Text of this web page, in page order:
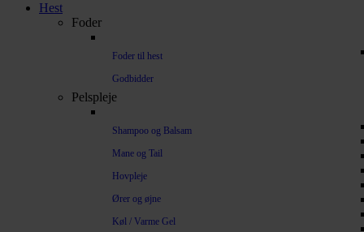
Hest
Foder
Foder til hest
Godbidder
Pelspleje
Shampoo og Balsam
Mane og Tail
Hovpleje
Ører og øjne
Køl / Varme Gel